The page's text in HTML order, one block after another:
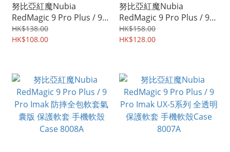
努比亞紅魔Nubia
RedMagic 9 Pro Plus / 9
Pro Imak UX-9B系列 PC磨
砂底板+TPU軟邊框保護殼
HK$138.00
HK$108.00
努比亞紅魔Nubia
RedMagic 9 Pro Plus / 9
Pro Imak UX-9A系列 (散熱
款) PC底板+TPU軟邊框保
HK$158.00
HK$128.00